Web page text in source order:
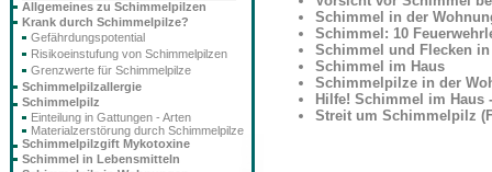
Schimmel in der
Schimmel: 10
Schimmel und Flecken
Schimmel im Haus
Schimmelpilze in der
Hilfe! Schimmel im Haus
Streit um Schimmelpilz
Allgemeines zu Schimmelpilzen
Krank durch Schimmelpilze?
Gefährdungspotential
Risikoeinstufung von Schimmelpilzen
Grenzwerte für Schimmelpilze
Schimmelpilzallergie
Schimmelpilz
Einteilung in Gattungen - Arten
Materialzerstörung durch Schimmelpilze
Schimmelpilzgift Mykotoxine
Schimmel in Lebensmitteln